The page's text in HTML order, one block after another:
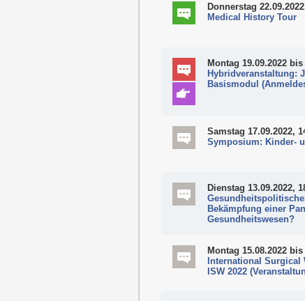
Donnerstag
Medical History Tour
Montag 19.09.2022 bis
Hybridveranstaltung:
Basismodul
Samstag 17.09.2022,
Symposium: Kinder-
Dienstag 13.09.2022,
Bekämpfung einer
Gesundheitswesen?
Montag 15.08.2022 bis
International Surgical
ISW 2022